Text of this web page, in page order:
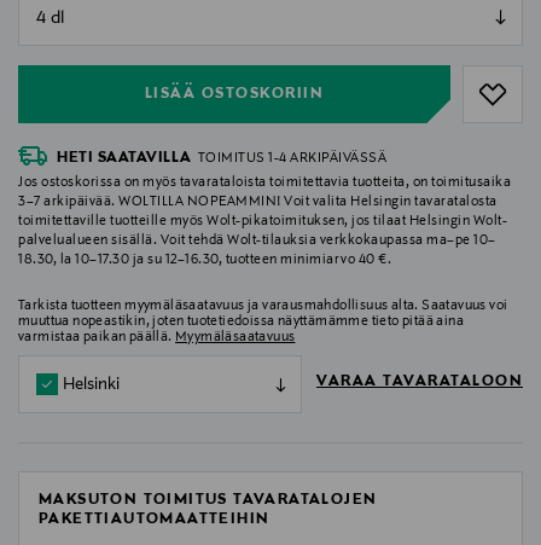
LISÄÄ OSTOSKORIIN
HETI SAATAVILLA
TOIMITUS 1-4 ARKIPÄIVÄSSÄ
Jos ostoskorissa on myös tavarataloista toimitettavia tuotteita, on toimitusaika
3–7 arkipäivää. WOLTILLA NOPEAMMIN! Voit valita Helsingin tavaratalosta
toimitettaville tuotteille myös Wolt-pikatoimituksen, jos tilaat Helsingin Wolt-
palvelualueen sisällä. Voit tehdä Wolt-tilauksia verkkokaupassa ma–pe 10–
18.30, la 10–17.30 ja su 12–16.30, tuotteen minimiarvo 40 €.
Tarkista tuotteen myymäläsaatavuus ja varausmahdollisuus alta. Saatavuus voi
muuttua nopeastikin, joten tuotetiedoissa näyttämämme tieto pitää aina
varmistaa paikan päällä. Myymäläsaatavuus
Helsinki VARAA TAVARATALOON
MAKSUTON TOIMITUS TAVARATALOJEN
PAKETTIAUTOMAATTEIHIN